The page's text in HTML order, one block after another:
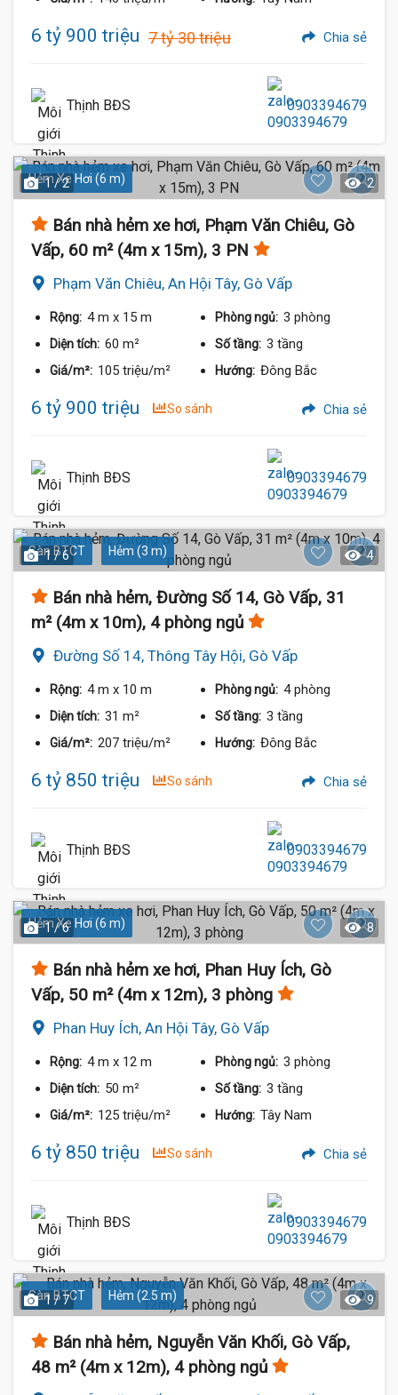
6 tỷ 900 triệu 7 tỷ 30 triệu Chia sẻ
Thịnh BĐS 0903394679
Hẻm Xe Hơi (6 m)
1 / 2 2
Bán nhà hẻm xe hơi, Phạm Văn Chiêu, Gò
Vấp, 60 m² (4m x 15m), 3 PN
Phạm Văn Chiêu, An Hội Tây, Gò Vấp
Rộng: 4 m x 15 m Phòng ngủ: 3 phòng
Diện tích: 60 m² Số tầng: 3 tầng
Giá/m²: 105 triệu/m² Hướng: Đông Bắc
6 tỷ 900 triệu So sánh Chia sẻ
Thịnh BĐS 0903394679
Sàn BTCT Hẻm (3 m)
1 / 6 4
Bán nhà hẻm, Đường Số 14, Gò Vấp, 31
m² (4m x 10m), 4 phòng ngủ
Đường Số 14, Thông Tây Hội, Gò Vấp
Rộng: 4 m x 10 m Phòng ngủ: 4 phòng
Diện tích: 31 m² Số tầng: 3 tầng
Giá/m²: 207 triệu/m² Hướng: Đông Bắc
6 tỷ 850 triệu So sánh Chia sẻ
Thịnh BĐS 0903394679
Hẻm Xe Hơi (6 m)
1 / 6 8
Bán nhà hẻm xe hơi, Phan Huy Ích, Gò
Vấp, 50 m² (4m x 12m), 3 phòng
Phan Huy Ích, An Hội Tây, Gò Vấp
Rộng: 4 m x 12 m Phòng ngủ: 3 phòng
Diện tích: 50 m² Số tầng: 3 tầng
Giá/m²: 125 triệu/m² Hướng: Tây Nam
6 tỷ 850 triệu So sánh Chia sẻ
Thịnh BĐS 0903394679
Sàn BTCT Hẻm (2.5 m)
1 / 7 9
Bán nhà hẻm, Nguyễn Văn Khối, Gò Vấp,
48 m² (4m x 12m), 4 phòng ngủ